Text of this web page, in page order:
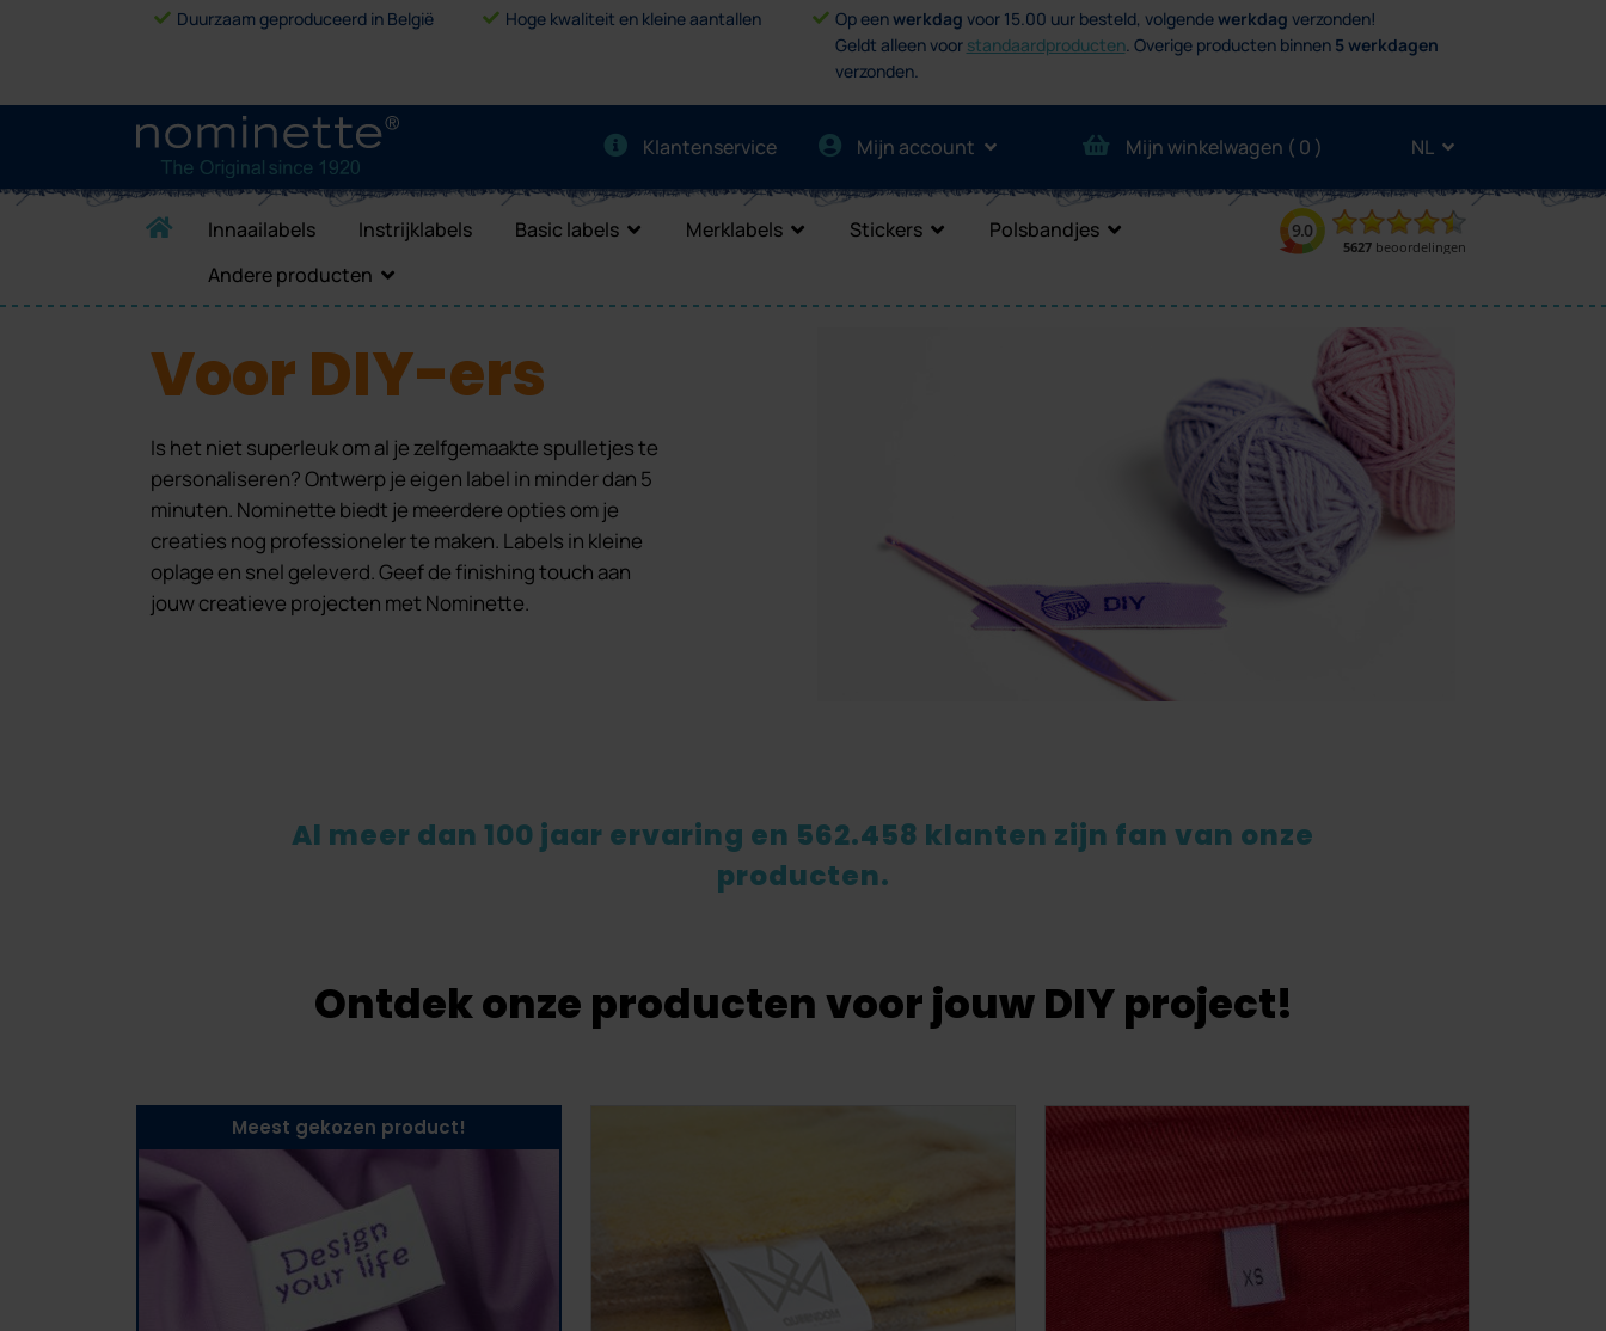
Duurzaam geproduceerd in België Hoge kwaliteit en kleine aantallen Op eenwerkdag voor 15.00 uur besteld, volgendewerkdag verzonden!
Geldt alleen voor standaardproducten. Overige producten binnen 5 werkdagen
verzonden.
Klantenservice Mijn account Mijn winkelwagen ( 0 ) NL
Innaailabels Instrijklabels Basic labels Merklabels Stickers
Polsbandjes
Andere producten
Voor DIY-ers
Is het niet superleuk om al je zelfgemaakte spulletjes te
personaliseren? Ontwerp je eigen label in minder dan 5
minuten. Nominette biedt je meerdere opties om je
creaties nog professioneler te maken. Labels in kleine
oplage en snel geleverd. Geef de finishing touch aan
jouw creatieve projecten met Nominette.
Al meer dan 100 jaar ervaring en 562.458 klanten zijn fan van onze
producten.
Ontdek onze producten voor jouw DIY project!
Meest gekozen product!